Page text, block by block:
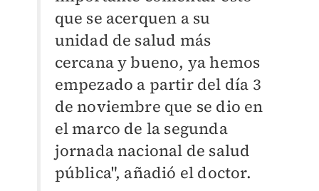
que se acerquen a su
unidad de salud más
cercana y bueno, ya hemos
empezado a partir del día 3
de noviembre que se dio en
el marco de la segunda
jornada nacional de salud
pública", añadió el doctor.